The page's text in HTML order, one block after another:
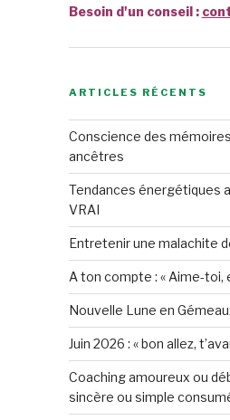
Besoin d'un conseil :
ARTICLES RÉCENTS
Conscience des
ancêtres
Tendances énergétiques
VRAI
Entretenir une malachite
A ton compte : « Aime-toi,
Nouvelle Lune en
Juin 2026 : « bon allez,
Coaching amoureux ou
sincère ou simple